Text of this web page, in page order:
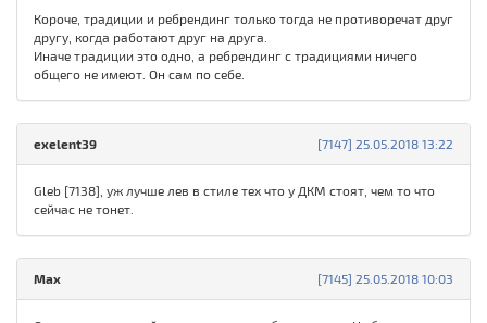
Короче, традиции и ребрендинг только тогда не противоречат друг
другу, когда работают друг на друга.
Иначе традиции это одно, а ребрендинг с традициями ничего
общего не имеют. Он сам по себе.
[7147] 25.05.2018 13:22
exelent39
Gleb [7138], уж лучше лев в стиле тех что у ДКМ стоят, чем то что
сейчас не тонет.
[7145] 25.05.2018 10:03
Max